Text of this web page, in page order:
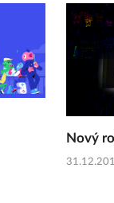
Nový